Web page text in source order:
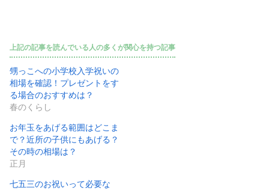
上記の記事を読んでいる人の多くが関心を持つ記事
甥っこへの小学校入学祝いの
相場を確認！プレゼントをす
る場合のおすすめは？
春のくらし
お年玉をあげる範囲はどこま
で？近所の子供にもあげる？
その時の相場は？
正月
七五三のお祝いって必要な